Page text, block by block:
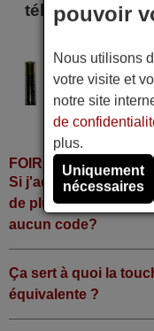
télécommande
Alimentation : 2
Pile alcaline
dans la grande
FOIRE AUX
Si j'achète la
de plus ou
aucun code?
Ça sert à quoi la
équivalente ?
pouvoir
Nous utilisons
votre visite et
notre site
de
plus.
Uniquement
nécessaires